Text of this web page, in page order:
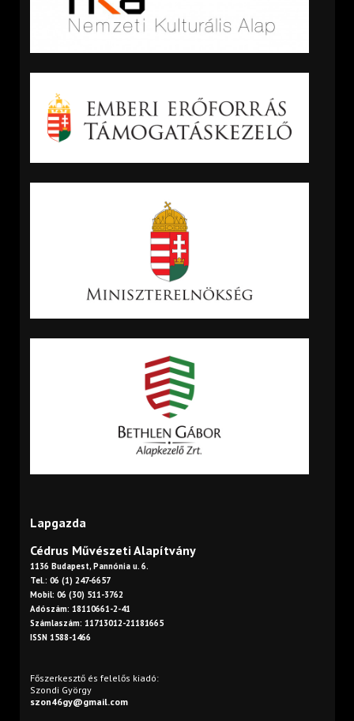
Lapgazda
Cédrus Művészeti Alapítvány
1136 Budapest, Pannónia u. 6.
Tel.: 06 (1) 247-6657
Mobil: 06 (30) 511-3762
Adószám: 18110661-2-41
Számlaszám: 11713012-21181665
ISSN 1588-1466
Főszerkesztő és felelős kiadó:
Szondi György
szon46gy@gmail.com